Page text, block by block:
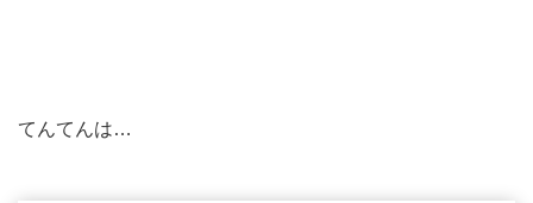
てんてんは…